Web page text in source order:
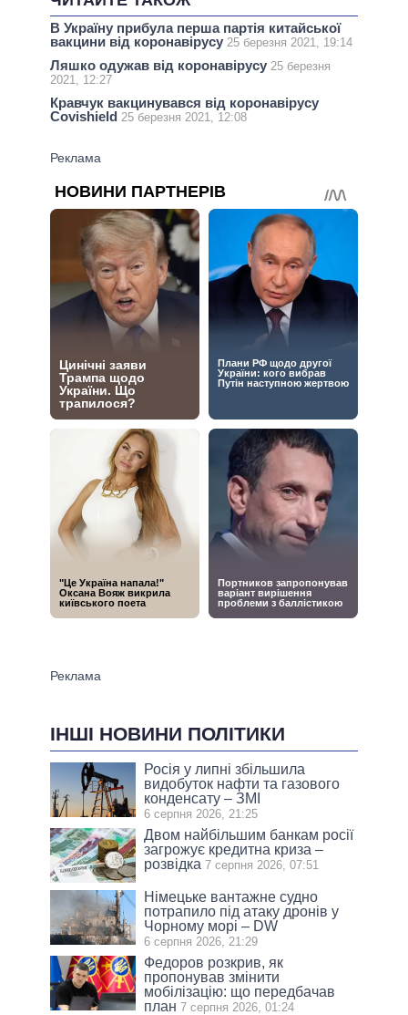
В Україну прибула перша партія китайської
вакцини від коронавірусу 25 березня 2021, 19:14
Ляшко одужав від коронавірусу 25 березня
2021, 12:27
Кравчук вакцинувався від коронавірусу
Covishield 25 березня 2021, 12:08
ІНШІ НОВИНИ ПОЛІТИКИ
Росія у липні збільшила
видобуток нафти та газового
конденсату – ЗМІ
6 серпня 2026, 21:25
Двом найбільшим банкам росії
загрожує кредитна криза –
розвідка 7 серпня 2026, 07:51
Німецьке вантажне судно
потрапило під атаку дронів у
Чорному морі – DW
6 серпня 2026, 21:29
Федоров розкрив, як
пропонував змінити
мобілізацію: що передбачав
план 7 серпня 2026, 01:24